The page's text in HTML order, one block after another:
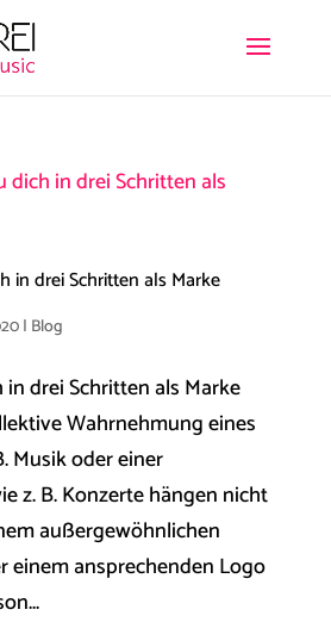
in drei Schritten als Marke
| Blog
drei Schritten als Marke
Wahrnehmung eines
Musik oder einer
z. B. Konzerte hängen nicht
außergewöhnlichen
einem ansprechenden Logo